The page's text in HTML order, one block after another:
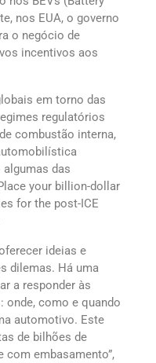
nos EUA, o governo
o negócio de
incentivos aos
em torno das
regulatórios
combustão interna,
das
your billion-dollar
for the post-ICE
ideias e
dilemas. Há uma
a responder às
onde, como e quando
automotivo. Este
de bilhões de
com embasamento”,